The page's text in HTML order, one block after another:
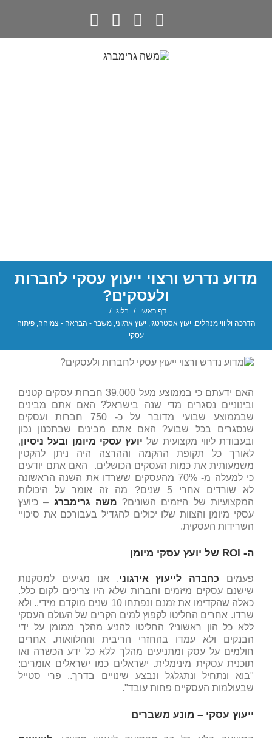
מדוע נדרש ורצוי ייעוץ עסקי לחברות
ולעסקים?
דף ראשי / בלוג
/
הדרכה וליווי מנהלים, יעוץ אסטרטגי, יעוץ ארגוני,משבר - הבראה - צמיחה,פיתוח
עסקי
האם ידעתם כי בממוצע מעל 39,000 חברות עסקים קטנים
ובינוניים נסגרים מדי שנה בישראל? האם אתם מבינים
שבממוצע שבועי מדובר על כ- 750 חברות ועסקים
שנסגרים בכל שבוע? האם אתם מבינים שבתכנון נכון
ובעבודת ליווי מקצועית של יועץ עסקי מיומן ובעל ניסיון,
לאורך כל תקופת ההקמה וההרצה היה ניתן להקטין
משמעותית את כמות העסקים הכושלים. האם אתם יודעים
כי למעלה מ- 70% מהעסקים ששרדו את השנה הראשונה
לא שורדים אחרי 5 שנים? מה זה אומר על היכולות
המקצועיות של היזמים השונים? משה גרימברג – כיועץ
עסקי מיומן והצוות שלו יכולים להגדיל בעבורכם את סיכויי
השרידות העסקית.
ה- ROI של יועץ עסקי מיומן
פעמים כחברה לייעוץ אירגוני, אנו מגיעים למסקנות
שישנם עסקים מיזמים וחברות שלא היו צריכים לקום כלל.
כאלה שהקדימו את זמנם ונפתחו 10 שנים מוקדם מידי.. ולא
שרדו. אחרים החליטו לקפוץ למים הקרים של העולם העסקי
ללא כל הון ראשוני? החליטו להניע מהלך ממומן על ידי
הבנקים ולא עמדו בהחזרי הריבית וההלוואות. אחרים
חולמים על עסק ומתניעים מהלך ללא כל ידע הכשרה ואו
תוכנית עסקית מינימלית. ישראלים כמו ישראלים אומרים:
"בוא ונתחיל ונתגלגל ונבצע שינויים בדרך.. פרי סטייל
שבעולמות העסקיים פחות עובד".
ייעוץ עסקי – מונע משברים